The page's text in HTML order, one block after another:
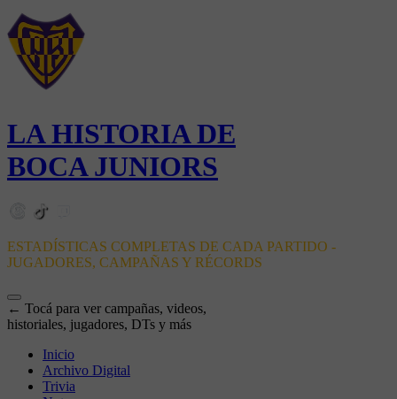
LA HISTORIA DE
BOCA JUNIORS
ESTADÍSTICAS COMPLETAS DE CADA PARTIDO -
JUGADORES, CAMPAÑAS Y RÉCORDS
← Tocá para ver campañas, videos,
historiales, jugadores, DTs y más
Inicio
Archivo Digital
Trivia